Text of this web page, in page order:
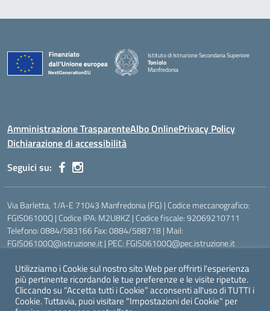
Istituto di Istruzione Secondaria Superiore
Toniolo
Manfredonia
Amministrazione TrasparenteAlbo OnlinePrivacy Policy
Dichiarazione di accessibilità
Seguici su:
Via Barletta, 1/A-E 71043 Manfredonia (FG) | Codice meccanografico:
FGIS06100Q | Codice IPA: M2U8KZ | Codice fiscale: 92069210711
Telefono: 0884/583166 Fax: 0884/588718 | Mail:
FGIS06100Q@istruzione.it | PEC: FGIS06100Q@pec.istruzione.it
Ufficio Scolastico Territoriale:https://www.ustfoggia.it
Comune:https://www.comune.manfredonia.fg.it
Utilizziamo i Cookie sul nostro sito Web per offrirti l'esperienza
più pertinente ricordando le tue preferenze e le visite ripetute.
Cliccando su “Accetta tutti i Cookie” acconsenti all'uso di TUTTI i
Cookie. Tuttavia, puoi visitare "Impostazioni dei Cookie" per